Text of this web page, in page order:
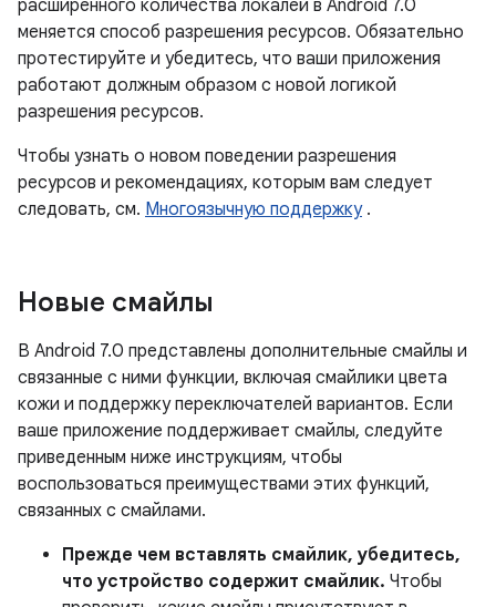
расширенного количества локалей в Android 7.0
меняется способ разрешения ресурсов. Обязательно
протестируйте и убедитесь, что ваши приложения
работают должным образом с новой логикой
разрешения ресурсов.
Чтобы узнать о новом поведении разрешения
ресурсов и рекомендациях, которым вам следует
следовать, см. Многоязычную поддержку.
Новые смайлы
В Android 7.0 представлены дополнительные смайлы и
связанные с ними функции, включая смайлики цвета
кожи и поддержку переключателей вариантов. Если
ваше приложение поддерживает смайлы, следуйте
приведенным ниже инструкциям, чтобы
воспользоваться преимуществами этих функций,
связанных с смайлами.
Прежде чем вставлять смайлик, убедитесь,
что устройство содержит смайлик. Чтобы